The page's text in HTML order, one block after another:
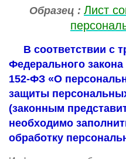
Образец : Лист
В соответствии с
Федерального
152-ФЗ «О
защиты
(законным
необходимо
обработку